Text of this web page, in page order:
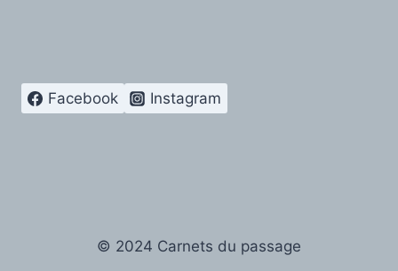
Facebook Instagram
© 2024 Carnets du passage